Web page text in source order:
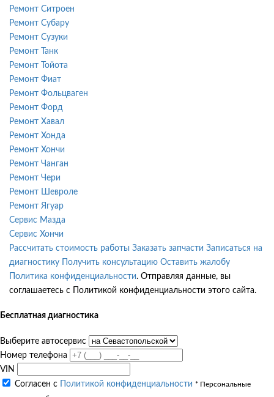
Ремонт Ситроен
Ремонт Субару
Ремонт Сузуки
Ремонт Танк
Ремонт Тойота
Ремонт Фиат
Ремонт Фольцваген
Ремонт Форд
Ремонт Хавал
Ремонт Хонда
Ремонт Хончи
Ремонт Чанган
Ремонт Чери
Ремонт Шевроле
Ремонт Ягуар
Сервис Мазда
Сервис Хончи
Рассчитать стоимость работы Заказать запчасти Записаться на
диагностику
Получить консультацию Оставить жалобу
Политика конфиденциальности. Отправляя данные, вы
соглашаетесь с Политикой конфиденциальности этого сайта.
Бесплатная диагностика
Выберите автосервис
Номер телефона
VIN
Согласен с
Политикой конфиденциальности * Персональные